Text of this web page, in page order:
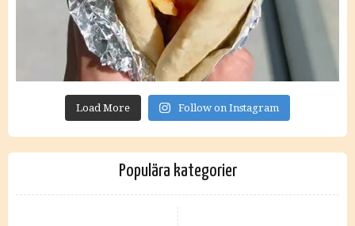
Load More Follow on Instagram
Populära kategorier